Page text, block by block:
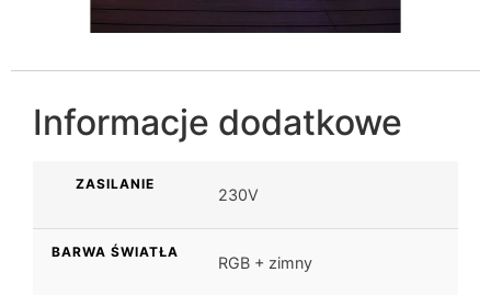
Informacje dodatkowe
ZASILANIE
230V
BARWA ŚWIATŁA
RGB + zimny